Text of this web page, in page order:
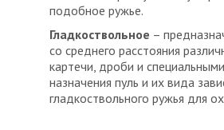
подобное ружье.
Гладкоствольное –
со среднего расстояния
картечи, дроби и
назначения пуль и их вида
гладкоствольного ружья для